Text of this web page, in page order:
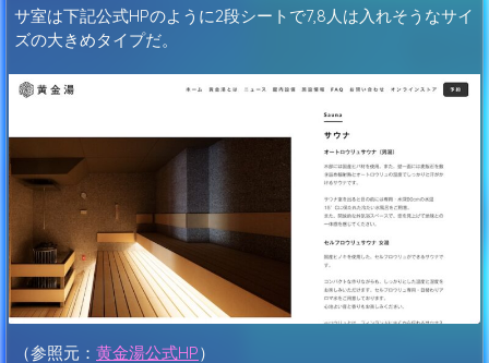
サ室は下記公式HPのように2段シートで7,8人は入れそうなサイ
ズの大きめタイプだ。
（参照元： 黄金湯公式HP）